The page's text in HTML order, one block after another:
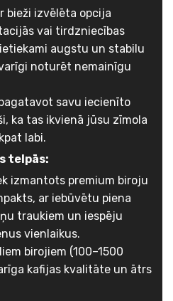
bieži izvēlēta opcija
vai tirdzniecības
augstu un stabilu
noturēt nemainīgu
savu iecienīto
ka tas ikvienā jūsu zīmola
labi.
telpās:
izmantots premium biroju
ar iebūvētu piena
traukiem un iespēju
vienlaikus.
birojiem (100–1500
kafijas kvalitāte un ātrs